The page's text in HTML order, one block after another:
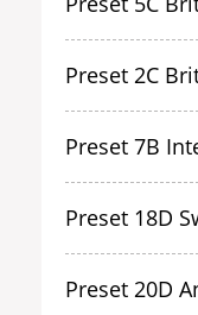
Preset 2C
Preset 7B
Preset 18D
Preset 20D